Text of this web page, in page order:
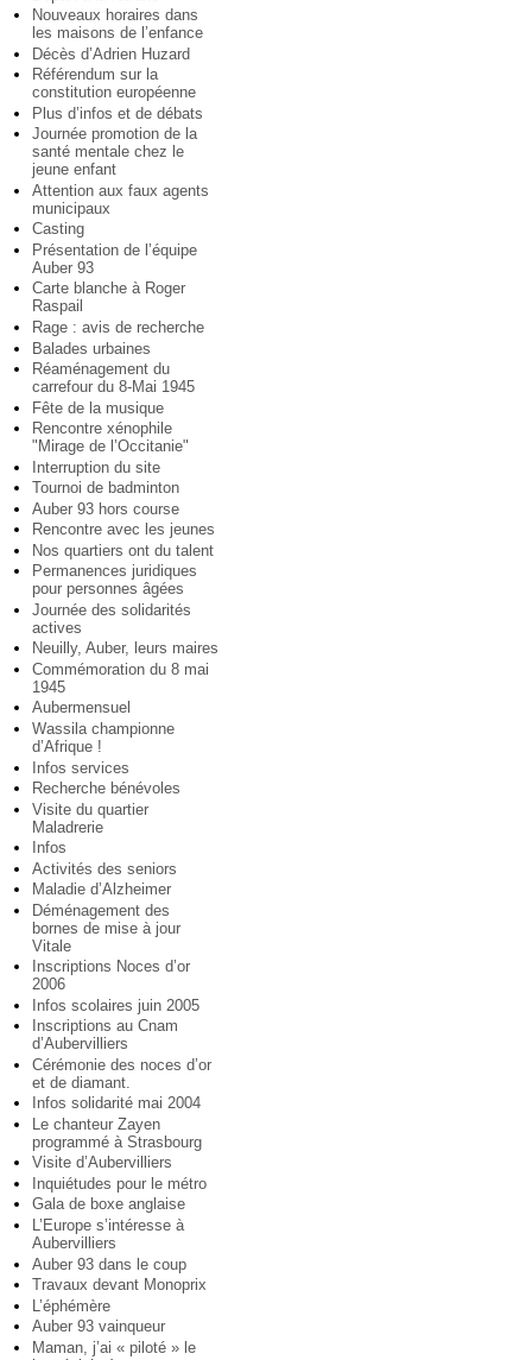
Nouveaux horaires dans
les maisons de l’enfance
Décès d’Adrien Huzard
Référendum sur la
constitution européenne
Plus d’infos et de débats
Journée promotion de la
santé mentale chez le
jeune enfant
Attention aux faux agents
municipaux
Casting
Présentation de l’équipe
Auber 93
Carte blanche à Roger
Raspail
Rage : avis de recherche
Balades urbaines
Réaménagement du
carrefour du 8-Mai 1945
Fête de la musique
Rencontre xénophile
"Mirage de l’Occitanie"
Interruption du site
Tournoi de badminton
Auber 93 hors course
Rencontre avec les jeunes
Nos quartiers ont du talent
Permanences juridiques
pour personnes âgées
Journée des solidarités
actives
Neuilly, Auber, leurs maires
Commémoration du 8 mai
1945
Aubermensuel
Wassila championne
d’Afrique !
Infos services
Recherche bénévoles
Visite du quartier
Maladrerie
Infos
Activités des seniors
Maladie d’Alzheimer
Déménagement des
bornes de mise à jour
Vitale
Inscriptions Noces d’or
2006
Infos scolaires juin 2005
Inscriptions au Cnam
d’Aubervilliers
Cérémonie des noces d’or
et de diamant.
Infos solidarité mai 2004
Le chanteur Zayen
programmé à Strasbourg
Visite d’Aubervilliers
Inquiétudes pour le métro
Gala de boxe anglaise
L’Europe s’intéresse à
Aubervilliers
Auber 93 dans le coup
Travaux devant Monoprix
L’éphémère
Auber 93 vainqueur
Maman, j’ai « piloté » le